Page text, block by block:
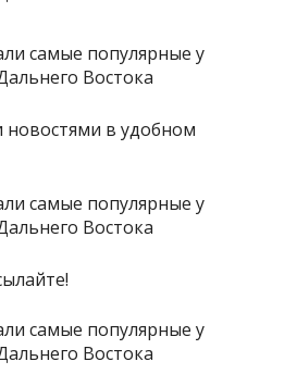
в удобном